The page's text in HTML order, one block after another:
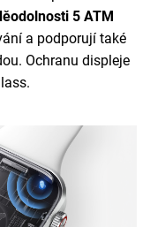
5 ATM
a podporují také
Ochranu displeje